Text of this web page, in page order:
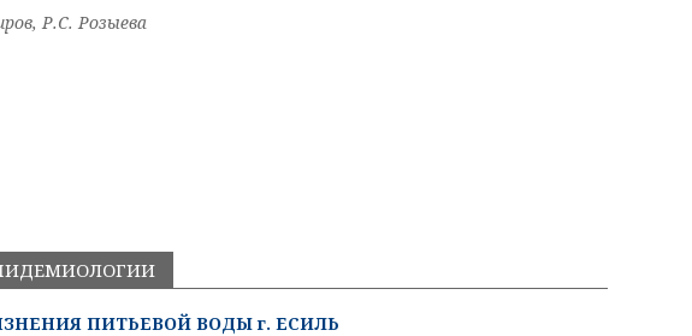
Р.С. Розыева
ПИТЬЕВОЙ ВОДЫ г. ЕСИЛЬ